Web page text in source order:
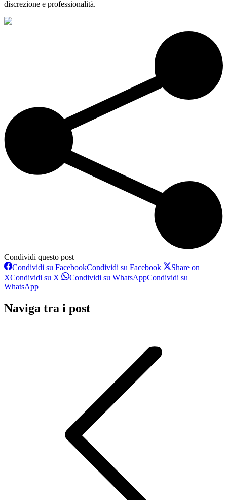
discrezione e professionalità.
Condividi questo post
Condividi su FacebookCondividi su Facebook
Share on
XCondividi su X Condividi su WhatsAppCondividi su
WhatsApp
Naviga tra i post